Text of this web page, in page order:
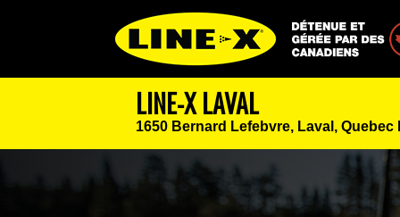
Détenue et
LINE-X LAVAL
1650 Bernard Lefebvre, Laval, Quebec